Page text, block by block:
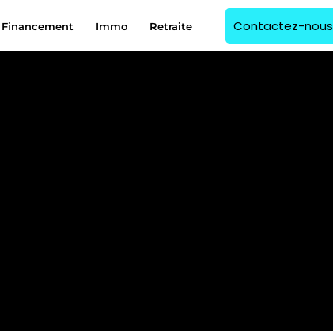
Financement Immo Retraite Contactez-nous